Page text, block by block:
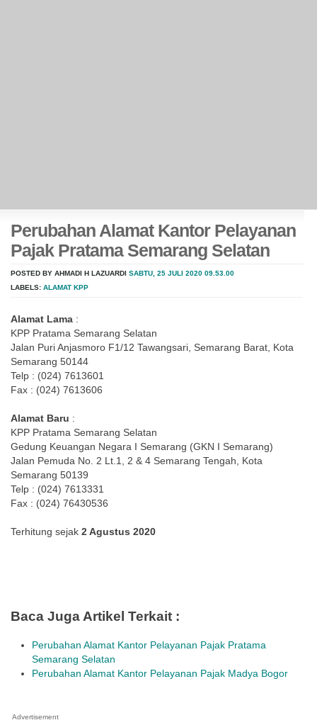
Perubahan Alamat Kantor Pelayanan
Pajak Pratama Semarang Selatan
POSTED BY AHMADI H LAZUARDI SABTU, 25 JULI 2020 09.53.00
LABELS: ALAMAT KPP
Alamat Lama :
KPP Pratama Semarang Selatan
Jalan Puri Anjasmoro F1/12 Tawangsari, Semarang Barat, Kota
Semarang 50144
Telp : (024) 7613601
Fax : (024) 7613606
Alamat Baru :
KPP Pratama Semarang Selatan
Gedung Keuangan Negara I Semarang (GKN I Semarang)
Jalan Pemuda No. 2 Lt.1, 2 & 4 Semarang Tengah, Kota
Semarang 50139
Telp : (024) 7613331
Fax : (024) 76430536
Terhitung sejak 2 Agustus 2020
Baca Juga Artikel Terkait :
Perubahan Alamat Kantor Pelayanan Pajak Pratama
Semarang Selatan
Perubahan Alamat Kantor Pelayanan Pajak Madya Bogor
Advertisement